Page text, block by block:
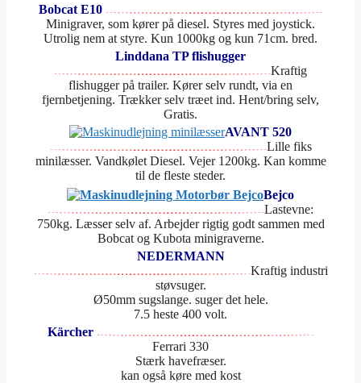
Bobcat E10
Minigraver, som kører på diesel. Styres med joystick.
Utrolig nem at styre. Kun 1000kg og kun 71cm. bred.
Linddana TP flishugger
Kraftig
flishugger på trailer. Kører selv rundt, via en
fjernbetjening. Trækker selv træet ind. Hent/bring selv,
Gratis.
AVANT 520
Lille fiks
minilæsser. Vandkølet Diesel. Vejer 1200kg. Kan komme
til de fleste steder.
Bejco
Lastevne:
750kg. Læsser selv af. Arbejder rigtig godt sammen med
Bobcat og Kubota minigraverne.
NEDERMANN
Kraftig industri
støvsuger.
Ø50mm sugslange. suger det hele.
7.5 heste 400 volt.
Kärcher
Ferrari 330
Stærk havefræser.
kan også køre med kost